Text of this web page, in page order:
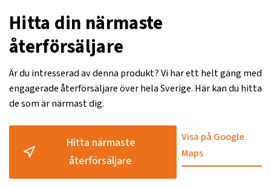
Hitta din närmaste
återförsäljare
Är du intresserad av denna produkt? Vi har ett helt gäng med
engagerade återförsäljare över hela Sverige. Här kan du hitta
de som är närmast dig.
Hitta närmaste
återförsäljare
Visa på Google
Maps